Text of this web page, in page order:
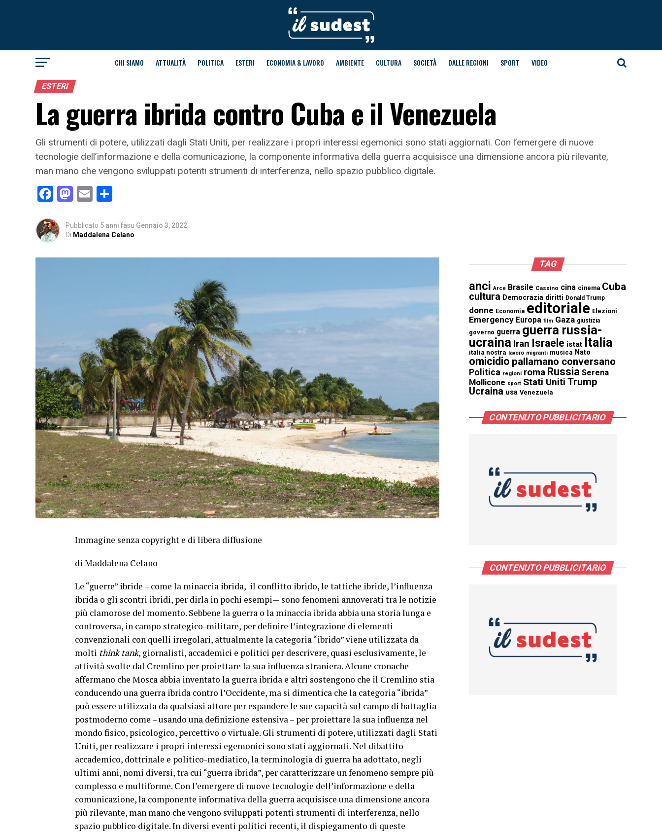
CHI SIAMO ATTUALITÀ POLITICA ESTERI ECONOMIA & LAVORO AMBIENTE CULTURA SOCIETÀ DALLE REGIONI SPORT VIDEO
ESTERI
La guerra ibrida contro Cuba e il Venezuela
Gli strumenti di potere, utilizzati dagli Stati Uniti, per realizzare i propri interessi egemonici sono stati aggiornati. Con l’emergere di nuove
tecnologie dell’informazione e della comunicazione, la componente informativa della guerra acquisisce una dimensione ancora più rilevante,
man mano che vengono sviluppati potenti strumenti di interferenza, nello spazio pubblico digitale.
Facebook
Mastodon
Email
Pubblicato 5 anni fasu Gennaio 3, 2022
Di Maddalena Celano
Immagine senza copyright e di libera diffusione
di Maddalena Celano
Le “guerre” ibride – come la minaccia ibrida, il conflitto ibrido, le tattiche ibride, l’influenza
ibrida o gli scontri ibridi, per dirla in pochi esempi— sono fenomeni annoverati tra le notizie
più clamorose del momento. Sebbene la guerra o la minaccia ibrida abbia una storia lunga e
controversa, in campo strategico-militare, per definire l’integrazione di elementi
convenzionali con quelli irregolari, attualmente la categoria “ibrido” viene utilizzata da
molti think tank, giornalisti, accademici e politici per descrivere, quasi esclusivamente, le
attività svolte dal Cremlino per proiettare la sua influenza straniera. Alcune cronache
affermano che Mosca abbia inventato la guerra ibrida e altri sostengono che il Cremlino stia
conducendo una guerra ibrida contro l’Occidente, ma si dimentica che la categoria “ibrida”
può essere utilizzata da qualsiasi attore per espandere le sue capacità sul campo di battaglia
postmoderno come – usando una definizione estensiva – per proiettare la sua influenza nel
mondo fisico, psicologico, percettivo o virtuale. Gli strumenti di potere, utilizzati dagli Stati
Uniti, per realizzare i propri interessi egemonici sono stati aggiornati. Nel dibattito
accademico, dottrinale e politico-mediatico, la terminologia di guerra ha adottato, negli
ultimi anni, nomi diversi, tra cui “guerra ibrida”, per caratterizzare un fenomeno sempre più
complesso e multiforme. Con l’emergere di nuove tecnologie dell’informazione e della
comunicazione, la componente informativa della guerra acquisisce una dimensione ancora
più rilevante, man mano che vengono sviluppati potenti strumenti di interferenza, nello
spazio pubblico digitale. In diversi eventi politici recenti, il dispiegamento di queste
TAG
anci Arce Brasile Cassino cina cinema Cuba
cultura Democrazia diritti Donald Trump
donne Economia editoriale Elezioni
Emergency Europa film Gaza giustizia
governo guerra guerra russia-
ucraina Iran Israele istat Italia
italia nostra lavoro migranti musica Nato
omicidio pallamano conversano
Politica regioni roma Russia Serena
Mollicone sport Stati Uniti Trump
Ucraina usa Venezuela
CONTENUTO PUBBLICITARIO
CONTENUTO PUBBLICITARIO